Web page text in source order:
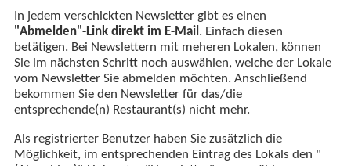
In jedem verschickten Newsletter gibt es einen
"Abmelden"-Link direkt im E-Mail. Einfach diesen
betätigen. Bei Newslettern mit meheren Lokalen, können
Sie im nächsten Schritt noch auswählen, welche der Lokale
vom Newsletter Sie abmelden möchten. Anschließend
bekommen Sie den Newsletter für das/die
entsprechende(n) Restaurant(s) nicht mehr.
Als registrierter Benutzer haben Sie zusätzlich die
Möglichkeit, im entsprechenden Eintrag des Lokals den "